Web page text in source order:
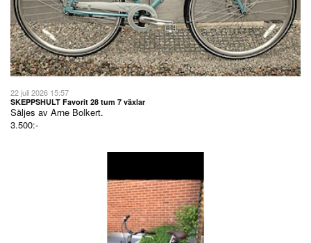
22 juli 2026 15:57
SKEPPSHULT Favorit 28 tum 7 växlar
Säljes av Arne Bolkert.
3.500:-